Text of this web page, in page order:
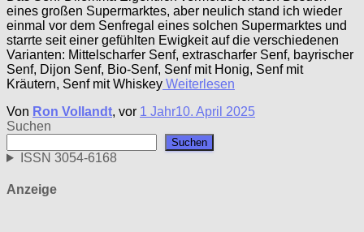
eines großen Supermarktes, aber neulich stand ich wieder
einmal vor dem Senfregal eines solchen Supermarktes und
starrte seit einer gefühlten Ewigkeit auf die verschiedenen
Varianten: Mittelscharfer Senf, extrascharfer Senf, bayrischer
Senf, Dijon Senf, Bio-Senf, Senf mit Honig, Senf mit
Kräutern, Senf mit Whiskey Weiterlesen
Von Ron Vollandt, vor 1 Jahr10. April 2025
Suchen
Suchen
ISSN 3054-6168
Anzeige